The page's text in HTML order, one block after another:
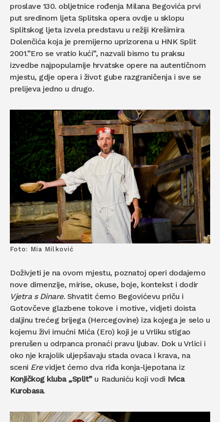
proslave 130. obljetnice rođenja Milana Begovića prvi
put sredinom ljeta Splitska opera ovdje u sklopu
Splitskog ljeta izvela predstavu u režiji Krešimira
Dolenčića koja je premijerno uprizorena u HNK Split
2001.”Ero se vratio kući”, nazvali bismo tu praksu
izvedbe najpopularnije hrvatske opere na autentičnom
mjestu, gdje opera i život gube razgraničenja i sve se
prelijeva jedno u drugo.
Foto: Mia Milković
Doživjeti je na ovom mjestu, poznatoj operi dodajemo
nove dimenzije, mirise, okuse, boje, kontekst i dodir
Vjetra s Dinare. Shvatit ćemo Begovićevu priču i
Gotovčeve glazbene tokove i motive, vidjeti doista
daljinu trećeg brijega (Hercegovine) iza kojega je selo u
kojemu živi imućni Mića (Ero) koji je u Vrliku stigao
prerušen u odrpanca pronaći pravu ljubav. Dok u Vrlici i
oko nje krajolik uljepšavaju stada ovaca i krava, na
sceni Erevidjet ćemo dva riđa konja-ljepotana iz
Konjičkog kluba „Split”u Raduniću koji vodi Ivica
Kurobasa.